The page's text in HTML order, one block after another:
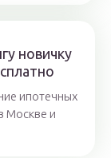
новичку
ипотечных
Москве и